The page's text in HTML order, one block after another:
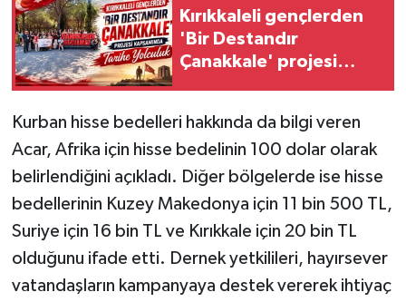
Kırıkkaleli gençlerden
'Bir Destandır
Çanakkale' projesi
Kurban hisse bedelleri hakkında da bilgi veren
Acar, Afrika için hisse bedelinin 100 dolar olarak
belirlendiğini açıkladı. Diğer bölgelerde ise hisse
bedellerinin Kuzey Makedonya için 11 bin 500 TL,
Suriye için 16 bin TL ve Kırıkkale için 20 bin TL
olduğunu ifade etti. Dernek yetkilileri, hayırsever
vatandaşların kampanyaya destek vererek ihtiyaç